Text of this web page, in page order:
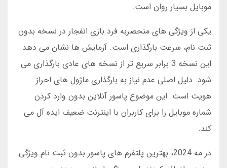
موبایل بسیار روان است.
یکی از ویژگی های منحصربه فرد بازی انفجار در نسخه بدون
ثبت نام، سرعت بارگذاری است. آزمایش ها نشان می دهد
این نسخه 3 برابر سریع تر از نسخه های عادی بارگذاری می
شود. دلیل اصلی عدم نیاز به بارگذاری ماژول های احراز
هویت است. این موضوع پاسور آنلاین بدون وارد کردن
شماره موبایل را برای کاربران با اینترنت ضعیف ایده آل می
کند.
در مه 2024، بهترین پلتفرم های پاسور بدون ثبت نام ویژگی